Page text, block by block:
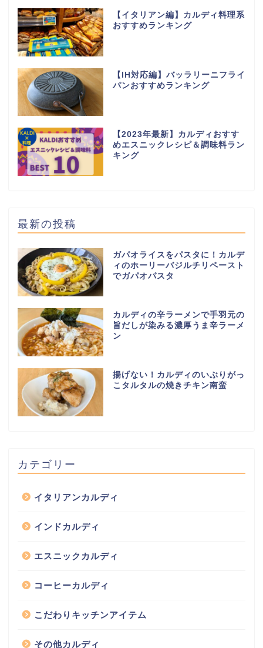
【イタリアン編】カルディ料理系
おすすめランキング
【IH対応編】バッラリーニフライ
パンおすすめランキング
【2023年最新】カルディおすす
めエスニックレシピ＆調味料ラン
キング
最新の投稿
ガパオライスをパスタに！カルデ
ィのホーリーバジルチリペースト
でガパオパスタ
カルディの辛ラーメンで手羽元の
旨だしが染みる濃厚うま辛ラーメ
ン
揚げない！カルディのいぶりがっ
こタルタルの焼きチキン南蛮
カテゴリー
イタリアンカルディ
インドカルディ
エスニックカルディ
コーヒーカルディ
こだわりキッチンアイテム
その他カルディ